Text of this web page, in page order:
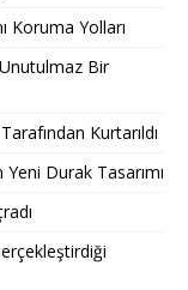
Koruma Yolları
Bir
Kurtarıldı
Yeni Durak Tasarımı